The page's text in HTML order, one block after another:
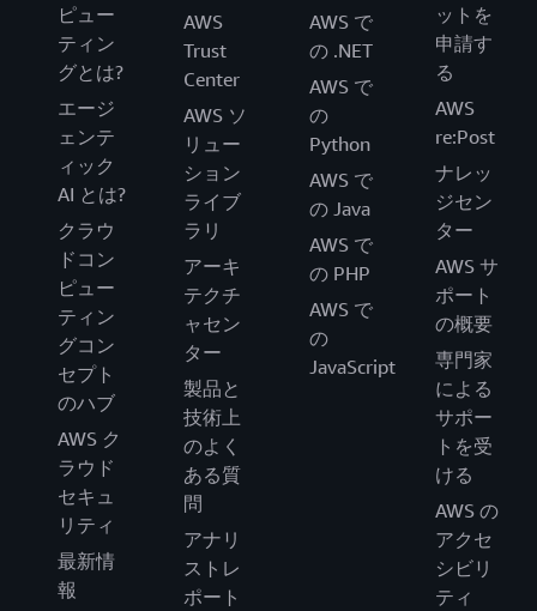
ピュー
ティン
グとは?
エージ
ェンテ
ィック
AI とは?
クラウ
ドコン
ピュー
ティン
グコン
セプト
のハブ
AWS ク
ラウド
セキュ
リティ
最新情
報
AWS
Trust
Center
AWS ソ
リュー
ション
ライブ
ラリ
アーキ
テクチ
ャセン
ター
製品と
技術上
のよく
ある質
問
アナリ
ストレ
ポート
AWS で
の .NET
AWS で
の
Python
AWS で
の Java
AWS で
の PHP
AWS で
の
JavaScript
ットを
申請す
る
AWS
re:Post
ナレッ
ジセン
ター
AWS サ
ポート
の概要
専門家
による
サポー
トを受
ける
AWS の
アクセ
シビリ
ティ